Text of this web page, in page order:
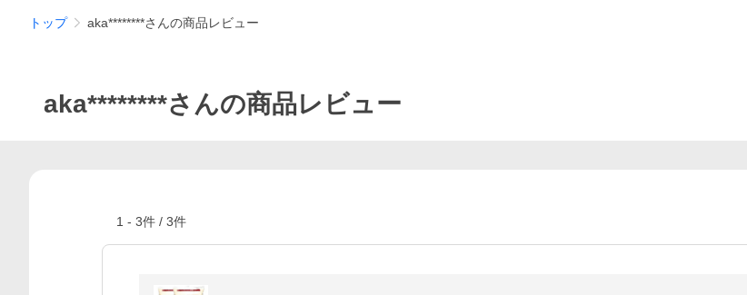
トップ aka********さんの商品レビュー
aka********さんの商品レビュー
1 - 3件 / 3件